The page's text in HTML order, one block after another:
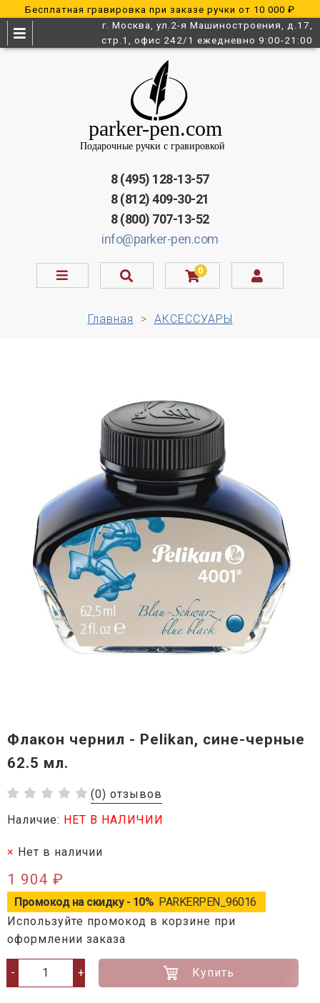
Бесплатная гравировка при заказе ручки от 10 000 ₽
г. Москва, ул.2-я Машиностроения, д.17,
стр.1, офис 242/1 ежедневно 9:00-21:00
8 (495) 128-13-57
8 (812) 409-30-21
8 (800) 707-13-52
info@parker-pen.com
0
Главная АКСЕССУАРЫ
Флакон чернил - Pelikan, сине-черные
62.5 мл.
(0) отзывов
Наличие: НЕТ В НАЛИЧИИ
Нет в наличии
1 904 ₽
Промокод на скидку - 10% PARKERPEN_96016
Используйте промокод в корзине при
оформлении заказа
- + Купить